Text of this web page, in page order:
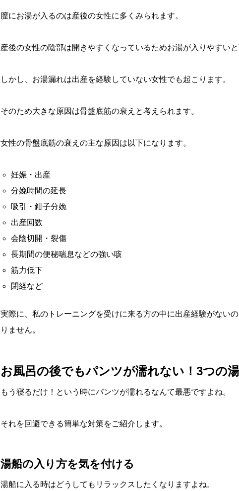
膣にお湯が入るのは産後の女性に多くみられます。
産後の女性の陰部は開きやすくなっているためお湯が入りやすいと
しかし、お湯漏れは出産を経験していない女性でも起こります。
そのため大きな原因は骨盤底筋の衰えと考えられます。
女性の骨盤底筋の衰えの主な原因は以下になります。
妊娠・出産
分娩時間の延長
吸引・鉗子分娩
出産回数
会陰切開・裂傷
長期間の便秘喘息などの強い咳
筋力低下
閉経など
実際に、私のトレーニングを受けに来る方の中に出産経験がない
りません。
お風呂の後でもパンツが濡れない！3つの
もう寝るだけ！という時にパンツが濡れるなんて最悪ですよね。
それを回避できる簡単な対策をご紹介します。
湯船の入り方を気を付ける
湯船に入る時はどうしてもリラックスしたくなりますよね。